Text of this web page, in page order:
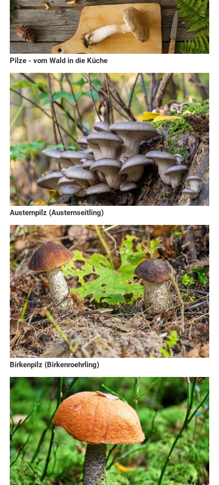
Pilze - vom Wald in die Küche
Austernpilz (Austernseitling)
Birkenpilz (Birkenroehrling)